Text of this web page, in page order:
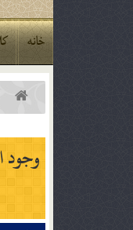
خانه
وجود